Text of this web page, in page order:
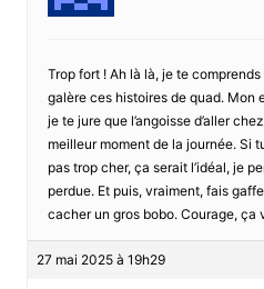
Trop fort ! Ah là là, je te
galère ces histoires de quad. Mon
je te jure que l’angoisse d’aller
meilleur moment de la journée. Si
pas trop cher, ça serait l’idéal, je
perdue. Et puis, vraiment, fais
cacher un gros bobo. Courage, ça
27 mai 2025 à 19h29